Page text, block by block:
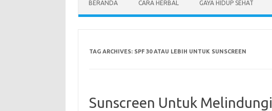
BERANDA CARA HERBAL GAYA HIDUP SEHAT
TAG ARCHIVES: SPF 30 ATAU LEBIH UNTUK SUNSCREEN
Sunscreen Untuk